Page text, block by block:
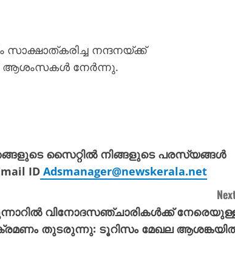
നന്ദനയ്ക്ക്
ആശംസകൾ നേർന്നു.
സൈറ്റിൽ നിങ്ങളുടെ പരസ്യങ്ങൾ
ID Adsmanager@newskerala.net
വിനോദസഞ്ചാരികൾക്ക്
തുടരുന്നു: ടൂറിസം മേഖല